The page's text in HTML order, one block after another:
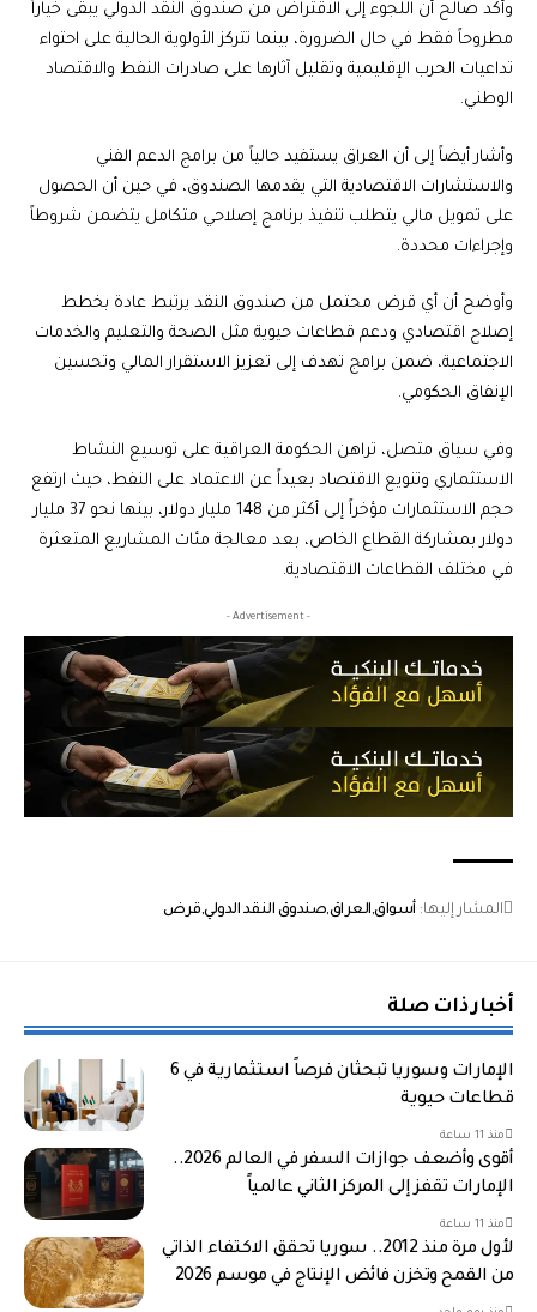
وأكد صالح أن اللجوء إلى الاقتراض من صندوق النقد الدولي يبقى خياراً
مطروحاً فقط في حال الضرورة، بينما تتركز الأولوية الحالية على احتواء
تداعيات الحرب الإقليمية وتقليل آثارها على صادرات النفط والاقتصاد
الوطني.
وأشار أيضاً إلى أن العراق يستفيد حالياً من برامج الدعم الفني
والاستشارات الاقتصادية التي يقدمها الصندوق، في حين أن الحصول
على تمويل مالي يتطلب تنفيذ برنامج إصلاحي متكامل يتضمن شروطاً
وإجراءات محددة.
وأوضح أن أي قرض محتمل من صندوق النقد يرتبط عادة بخطط
إصلاح اقتصادي ودعم قطاعات حيوية مثل الصحة والتعليم والخدمات
الاجتماعية، ضمن برامج تهدف إلى تعزيز الاستقرار المالي وتحسين
الإنفاق الحكومي.
وفي سياق متصل، تراهن الحكومة العراقية على توسيع النشاط
الاستثماري وتنويع الاقتصاد بعيداً عن الاعتماد على النفط، حيث ارتفع
حجم الاستثمارات مؤخراً إلى أكثر من 148 مليار دولار، بينها نحو 37 مليار
دولار بمشاركة القطاع الخاص، بعد معالجة مئات المشاريع المتعثرة
في مختلف القطاعات الاقتصادية.
- Advertisement -
المشار إليها: أسواق العراقصندوق النقد الدولي قرض
أخبار ذات صلة
الإمارات وسوريا تبحثان فرصاً استثمارية في 6
قطاعات حيوية
منذ 11 ساعة
أقوى وأضعف جوازات السفر في العالم 2026..
الإمارات تقفز إلى المركز الثاني عالمياً
منذ 11 ساعة
لأول مرة منذ 2012.. سوريا تحقق الاكتفاء الذاتي
من القمح وتخزن فائض الإنتاج في موسم 2026